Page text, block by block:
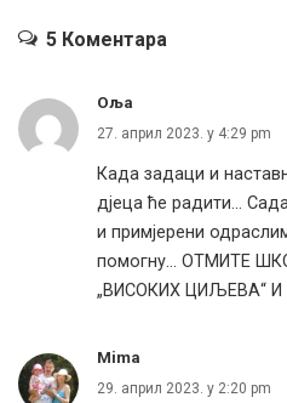
5 Коментара
Оља
27. април 2023. у 4:29 pm
Када задаци и
дјеца ће радити…
и примјерени
помогну… ОТМИТЕ
„ВИСОКИХ ЦИЉЕВА“
Mima
29. април 2023. у 2:20 pm